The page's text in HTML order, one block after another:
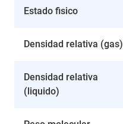
Estado fisico
Densidad relativa (gas)
Densidad relativa
(liquido)